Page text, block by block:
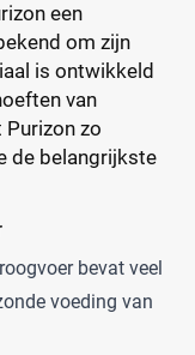
een
om zijn
is ontwikkeld
van
zo
de belangrijkste
bevat veel
voeding van